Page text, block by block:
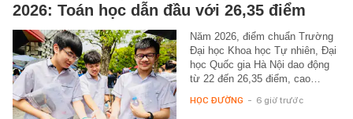
2026: Toán học dẫn đầu với 26,35 điểm
Năm 2026, điểm chuẩn Trường
Đại học Khoa học Tự nhiên, Đại
học Quốc gia Hà Nội dao động
từ 22 đến 26,35 điểm, cao…
HỌC ĐƯỜNG - 6 giờ trước